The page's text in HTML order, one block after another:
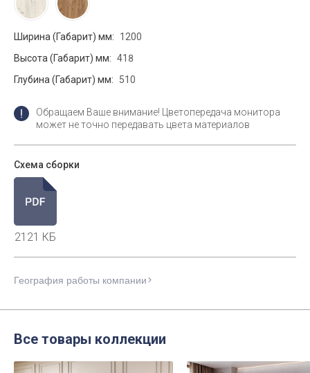
Ширина (Габарит) мм:
1200
Высота (Габарит) мм: 418
Глубина (Габарит) мм:
510
Обращаем Ваше внимание! Цветопередача монитора
может не точно передавать цвета материалов
Схема сборки
2121 КБ
География работы компании
Все товары коллекции